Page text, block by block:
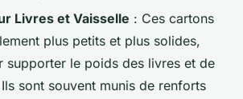
Livres et Vaisselle : Ces cartons
plus petits et plus solides,
supporter le poids des livres et de
sont souvent munis de renforts